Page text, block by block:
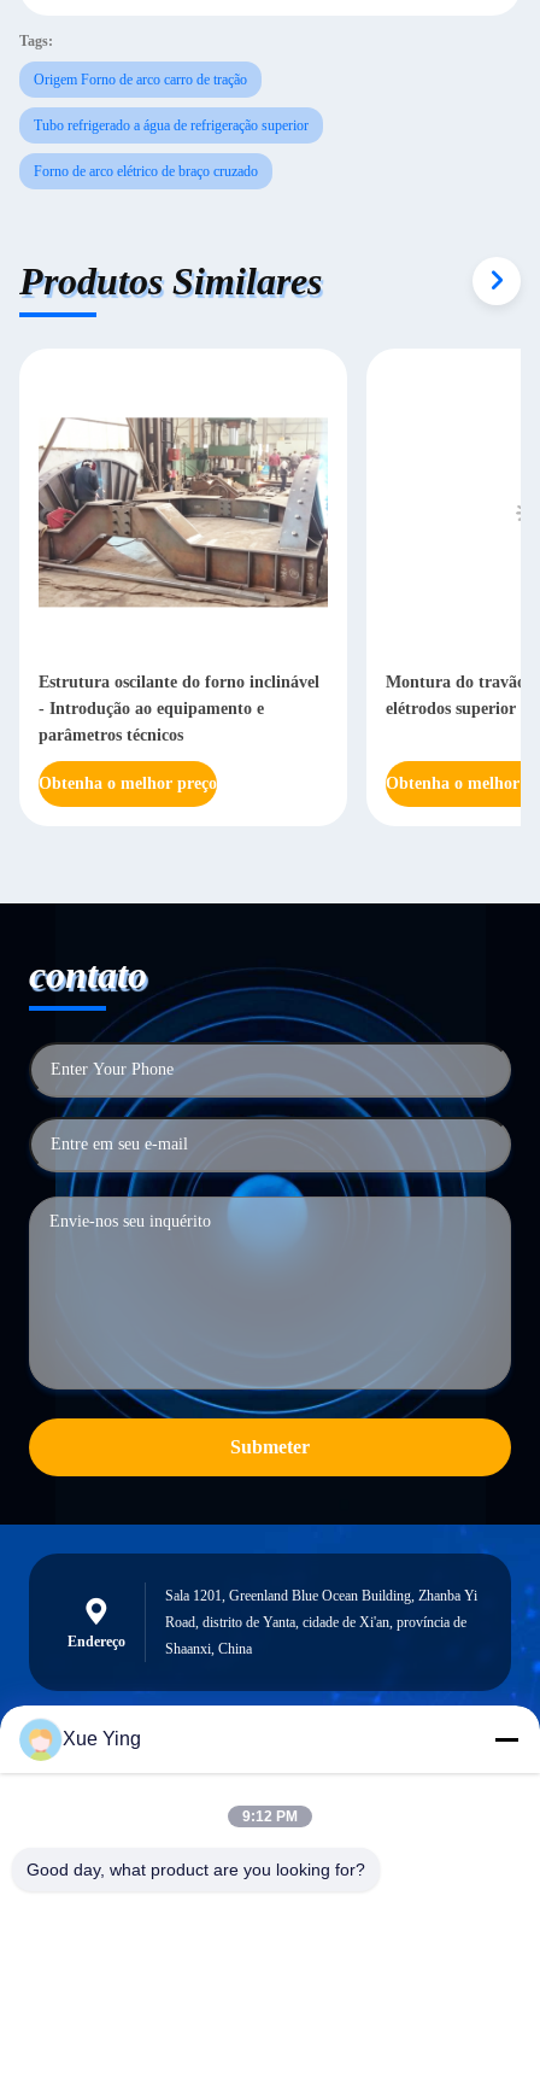
Tags:
Origem Forno de arco carro de tração
Tubo refrigerado a água de refrigeração superior
Forno de arco elétrico de braço cruzado
Produtos Similares
Estrutura oscilante do forno inclinável
- Introdução ao equipamento e
parâmetros técnicos
Obtenha o melhor preço
Montura do travão
elétrodos superior e
Obtenha o melhor
contato
Submeter
Endereço
Sala 1201, Greenland Blue Ocean Building, Zhanba Yi
Road, distrito de Yanta, cidade de Xi'an, província de
Shaanxi, China
sxcd-gyl@163.com
Xue Ying
9:12 PM
Good day, what product are you looking for?